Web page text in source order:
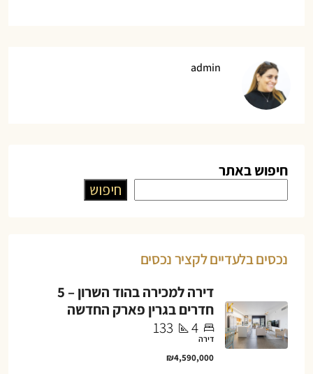
admin
חיפוש באתר
חיפוש
נכסים בלעדיים לקציר נכסים
דירה למכירה בהוד השרון – 5
חדרים בגרין פארק החדשה
4
133
דירה
₪4,590,000